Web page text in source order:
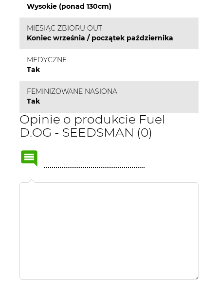
Wysokie (ponad 130cm)
MIESIĄC ZBIORU OUT
Koniec września / początek października
MEDYCZNE
Tak
FEMINIZOWANE NASIONA
Tak
Opinie o produkcie Fuel
D.OG - SEEDSMAN (0)